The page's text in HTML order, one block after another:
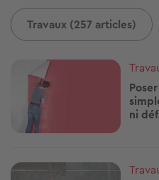
Travaux (257 articles)
ni
Image